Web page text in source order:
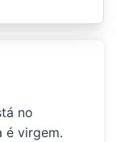
no
é virgem.